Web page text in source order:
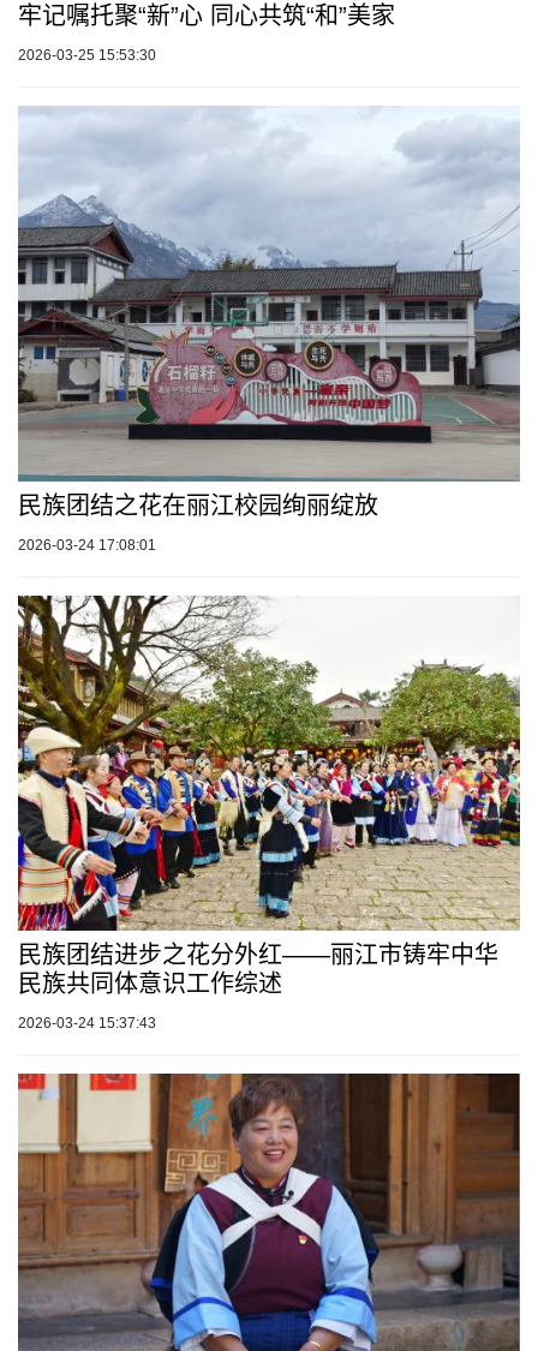
牢记嘱托聚“新”心 同心共筑“和”美家
2026-03-25 15:53:30
民族团结之花在丽江校园绚丽绽放
2026-03-24 17:08:01
民族团结进步之花分外红——丽江市铸牢中华
民族共同体意识工作综述
2026-03-24 15:37:43